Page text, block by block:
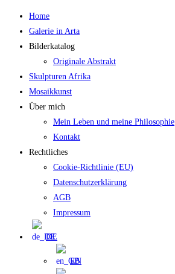
Zum
Inhalt
springen
Home
Galerie in Arta
Bilderkatalog
Originale Abstrakt
Skulpturen Afrika
Mosaikkunst
Über mich
Mein Leben und meine Philosophie
Kontakt
Rechtliches
Cookie-Richtlinie (EU)
Datenschutzerklärung
AGB
Impressum
DE
EN